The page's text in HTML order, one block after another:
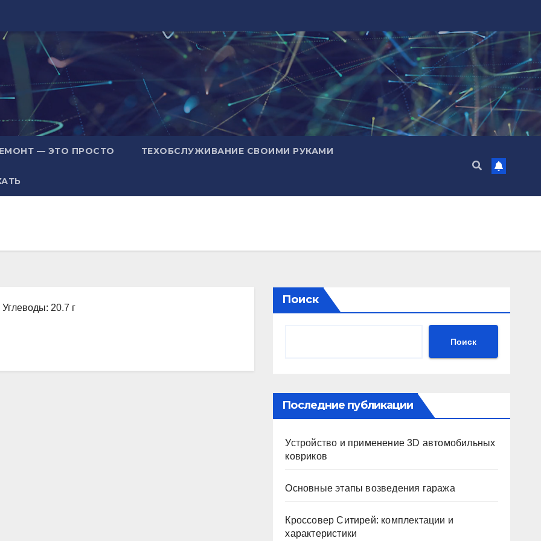
— ЭТО ПРОСТО ТЕХОБСЛУЖИВАНИЕ СВОИМИ РУКАМИ
20.7 г
Поиск
Поиск
Последние публикации
Устройство и применение 3D автомобильных
ковриков
Основные этапы возведения гаража
Кроссовер Ситирей: комплектации и
характеристики